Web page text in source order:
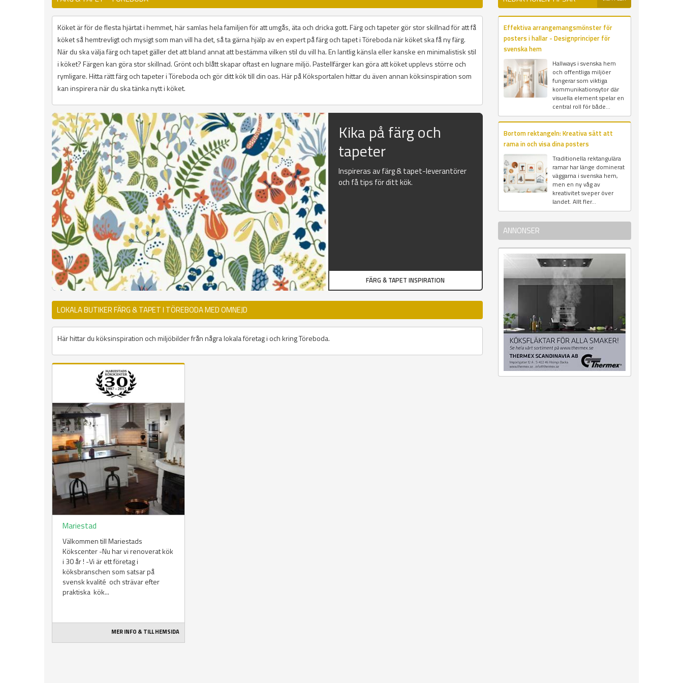
Köket är för de flesta hjärtat i hemmet, här samlas hela familjen för att umgås, äta och dricka gott. Färg och tapeter gör stor skillnad för att få
köket så hemtrevligt och mysigt som man vill ha det, så ta gärna hjälp av en expert på färg och tapet i Töreboda när köket ska få ny färg.
När du ska välja färg och tapet gäller det att bland annat att bestämma vilken stil du vill ha. En lantlig känsla eller kanske en minimalistisk stil
i köket? Färgen kan göra stor skillnad. Grönt och blått skapar oftast en lugnare miljö. Pastellfärger kan göra att köket upplevs större och
rymligare. Hitta rätt färg och tapeter i Töreboda och gör ditt kök till din oas. Här på Köksportalen hittar du även annan köksinspiration som
kan inspirera när du ska tänka nytt i köket.
Kika på färg och
tapeter
Inspireras av färg & tapet-leverantörer
och få tips för ditt kök.
FÄRG & TAPET INSPIRATION
LOKALA BUTIKER FÄRG & TAPET I TÖREBODA MED OMNEJD
Här hittar du köksinspiration och miljöbilder från några lokala företag i och kring Töreboda.
Mariestad
Välkommen till Mariestads
Kökscenter -Nu har vi renoverat kök
i 30 år ! -Vi är ett företag i
köksbranschen som satsar på
svensk kvalité och strävar efter
praktiska kök...
MER INFO & TILL HEMSIDA
Effektiva arrangemangsmönster för
posters i hallar - Designprinciper för
svenska hem
Hallways i svenska hem
och offentliga miljöer
fungerar som viktiga
kommunikationsytor där
visuella element spelar en
central roll för både...
Bortom rektangeln: Kreativa sätt att
rama in och visa dina posters
Traditionella rektangulära
ramar har länge dominerat
väggarna i svenska hem,
men en ny våg av
kreativitet sveper över
landet. Allt fler...
ANNONSER